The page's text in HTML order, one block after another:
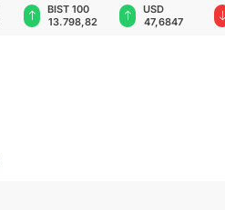
USD
47,6847
EUR
54,9771